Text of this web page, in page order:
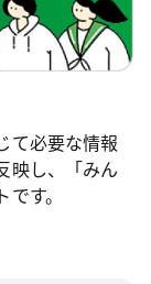
て必要な情報
映し、「みん
す。